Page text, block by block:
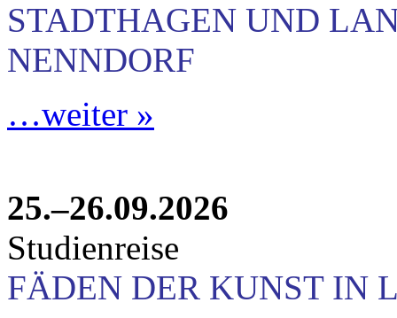
STADTHAGEN UND
NENNDORF
…weiter »
25.–26.09.2026
Studienreise
FÄDEN DER KUNST IN